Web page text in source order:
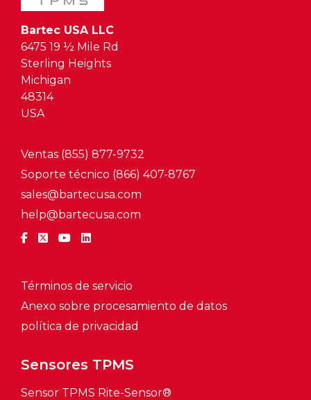
Bartec USA LLC
6475 19 ½ Mile Rd
Sterling Heights
Michigan
48314
USA
Sensores TPMS
Sensor TPMS Rite-Sensor®
Ventas (855) 877-9732
Soporte técnico (866) 407-8767
sales@bartecusa.com
help@bartecusa.com
Términos de servicio
Anexo sobre procesamiento de datos
política de privacidad